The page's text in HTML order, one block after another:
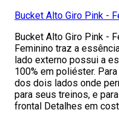
Bucket Alto Giro Pink -
Bucket Alto Giro Pink -
Feminino traz a
lado externo possui a
100% em poliéster.
dos dois lados onde
para seus treinos, e
frontal Detalhes em